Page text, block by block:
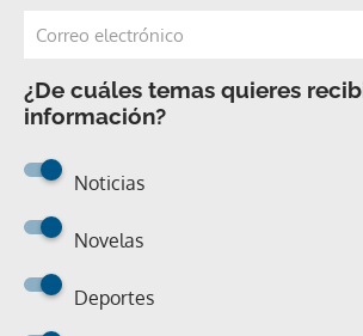
¿De cuáles temas quieres
información?
Noticias
Novelas
Deportes